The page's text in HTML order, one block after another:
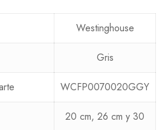
Westinghouse
Gris
WCFP0070020GGY
20 cm, 26 cm y 30